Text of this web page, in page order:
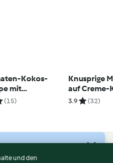
Kokos-
mit
(15)
Knusprige
auf Creme-
3.9 (32)
und den